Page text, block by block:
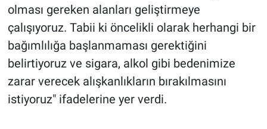
olması gereken alanları geliştirmeye
çalışıyoruz. Tabii ki öncelikli olarak herhangi bir
bağımlılığa başlanmaması gerektiğini
belirtiyoruz ve sigara, alkol gibi bedenimize
zarar verecek alışkanlıkların bırakılmasını
istiyoruz" ifadelerine yer verdi.